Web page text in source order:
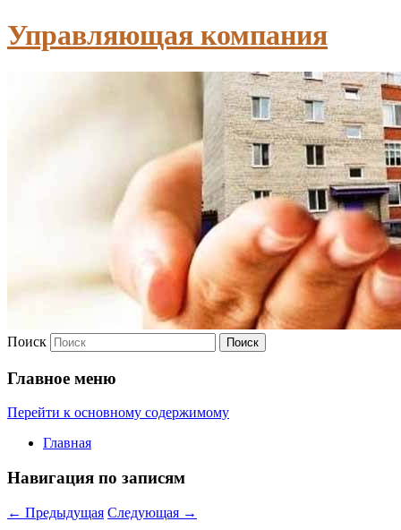
Управляющая компания
Поиск
Главное меню
Перейти к основному содержимому
Главная
Навигация по записям
← Предыдущая Следующая →